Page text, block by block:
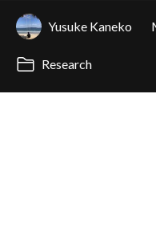
Yusuke Kaneko
Research